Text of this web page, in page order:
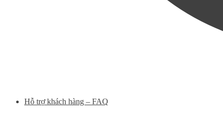
Hỗ trợ khách hàng – FAQ